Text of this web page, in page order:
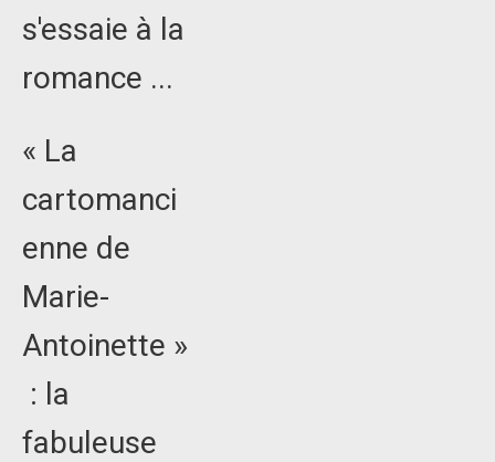
s'essaie à la
romance ...
« La
cartomanci
enne de
Marie-
Antoinette »
: la
fabuleuse